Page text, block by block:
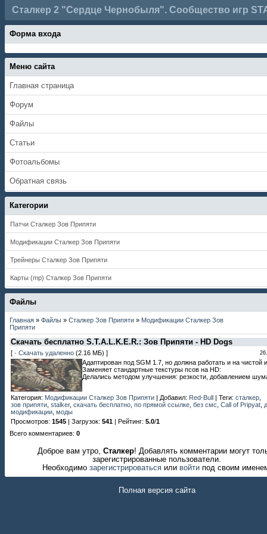
Сталкер 2 "Сердце Чернобыля". Сообщество игр
Форма входа
Меню сайта
Главная страница
Форум
Файлы
Статьи
Фотоальбомы
Обратная связь
Категории
Патчи Сталкер Зов Припяти
Модификации Сталкер Зов Припяти
Трейнеры Сталкер Зов Припяти
Карты (mp) Сталкер Зов Припяти
Файлы
Главная » Файлы » Сталкер Зов Припяти » Модификации Сталкер Зов
Припяти
Скачать бесплатно S.T.A.L.K.E.R.: Зов Припяти - HD Dogs
[ · Скачать удаленно (2.16 МБ) ]
Адаптирован под SGM 1.7, но должна работать и на чистой
Заменяет стандартные текстуры псов на HD:
Делались методом улучшения: резкости, добавлением
Категория: Модификации Сталкер Зов Припяти | Добавил: Red-Bull | Теги: сталкер
зов припяти stalker, скачать бесплатно по прямой ссылке без смс Call of Pripyat
модификации моды
Просмотров: 1545 | Загрузок: 541 | Рейтинг: 5.0/1
Всего комментариев: 0
Доброе вам утро, Сталкер! Добавлять комментарии могут
зарегистрированные пользователи.
Необходимо зарегистрироваться или войти под своим
Полная версия сайта